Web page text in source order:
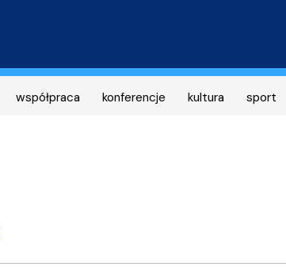
współpraca konferencje kultura sport